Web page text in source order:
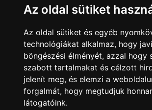
Minden jog fenntartva © 2008 - 2026
Az oldal sütiket
Az oldal sütiket és egyéb
technológiákat alkalmaz, hogy
böngészési élményét, azzal hogy
szabott tartalmakat és célzott
jelenít meg, és elemzi a
forgalmát, hogy megtudjuk
látogatóink.